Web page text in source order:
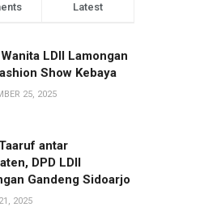
Latest
LDII Lamongan
Show Kebaya
25, 2025
antar
DPD LDII
Gandeng Sidoarjo
2025